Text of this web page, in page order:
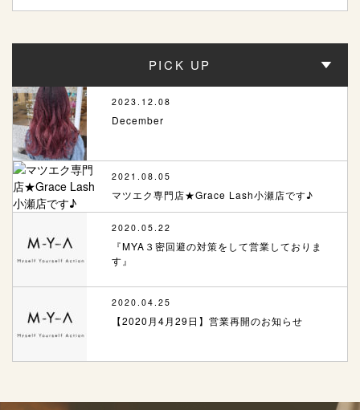
PICK UP
2023.12.08
December
2021.08.05
マツエク専門店★Grace Lash小瀬店です♪
2020.05.22
『MYA３密回避の対策をして営業しておりま
す』
2020.04.25
【2020月4月29日】営業再開のお知らせ